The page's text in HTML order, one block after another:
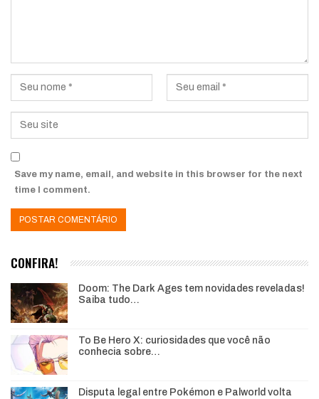
Save my name, email, and website in this browser for the next
time I comment.
CONFIRA!
Doom: The Dark Ages tem novidades reveladas!
Saiba tudo…
To Be Hero X: curiosidades que você não
conhecia sobre…
Disputa legal entre Pokémon e Palworld volta